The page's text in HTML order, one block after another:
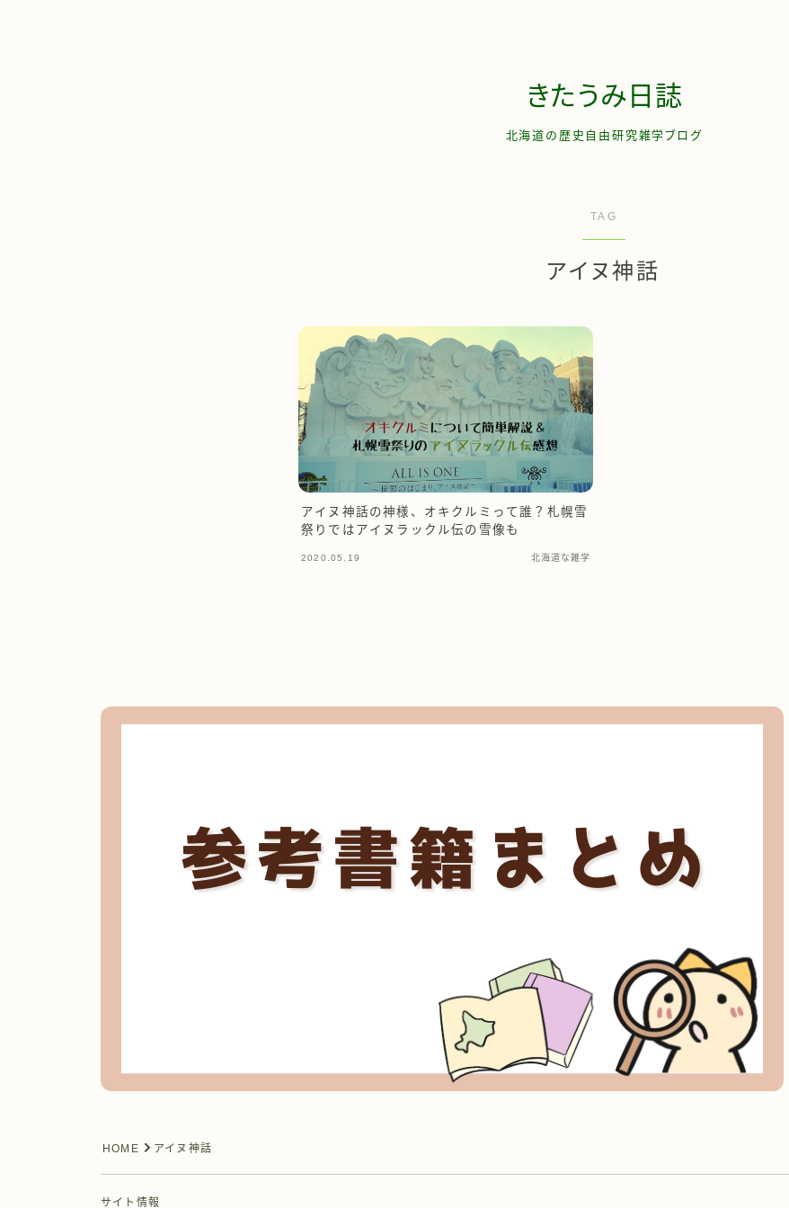
きたうみ日誌
北海道の歴史自由研究雑学ブログ
TAG
アイヌ神話
アイヌ神話の神様、オキクルミって誰？札幌雪
祭りではアイヌラックル伝の雪像も
2020.05.19 北海道な雑学
HOME アイヌ神話
サイト情報